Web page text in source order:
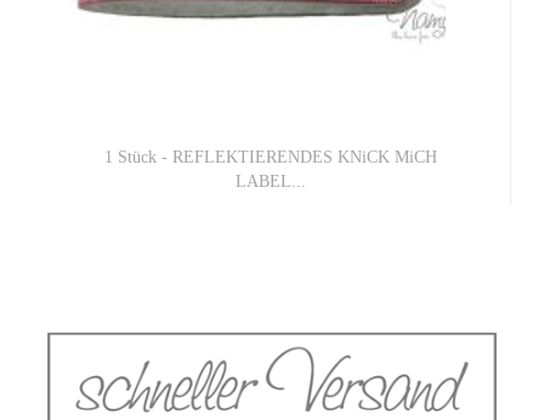
1 Stück - REFLEKTIERENDES KNiCK MiCH
LABEL...